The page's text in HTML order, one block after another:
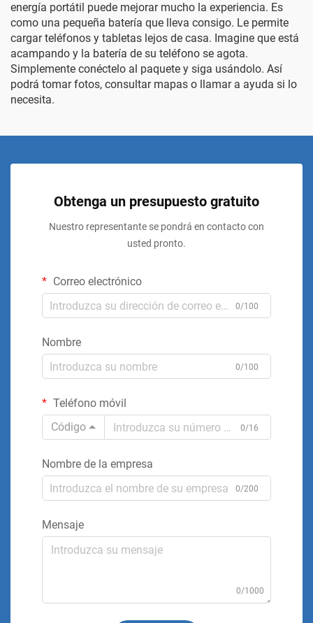
energía portátil puede mejorar mucho la experiencia. Es
como una pequeña batería que lleva consigo. Le permite
cargar teléfonos y tabletas lejos de casa. Imagine que está
acampando y la batería de su teléfono se agota.
Simplemente conéctelo al paquete y siga usándolo. Así
podrá tomar fotos, consultar mapas o llamar a ayuda si lo
necesita.
Obtenga un presupuesto gratuito
Nuestro representante se pondrá en contacto con
usted pronto.
Correo electrónico
0/100
Nombre
0/100
Teléfono móvil
Código
0/16
Nombre de la empresa
0/200
Mensaje
0/1000